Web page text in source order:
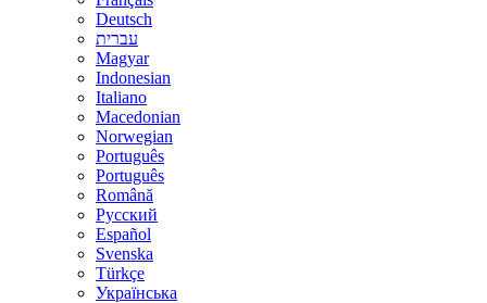
Deutsch
עברית
Magyar
Indonesian
Italiano
Macedonian
Norwegian
Português
Português
Română
Русский
Español
Svenska
Türkçe
Українська